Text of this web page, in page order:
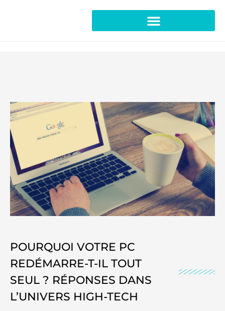
POURQUOI VOTRE PC
REDÉMARRE-T-IL TOUT
SEUL ? RÉPONSES DANS
L’UNIVERS HIGH-TECH